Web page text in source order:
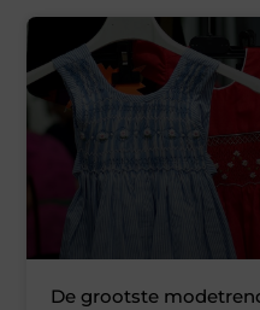
De grootste